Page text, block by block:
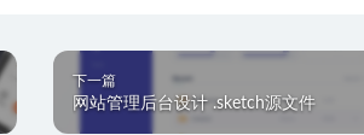
下一篇
网站管理后台设计 .sketch源文件